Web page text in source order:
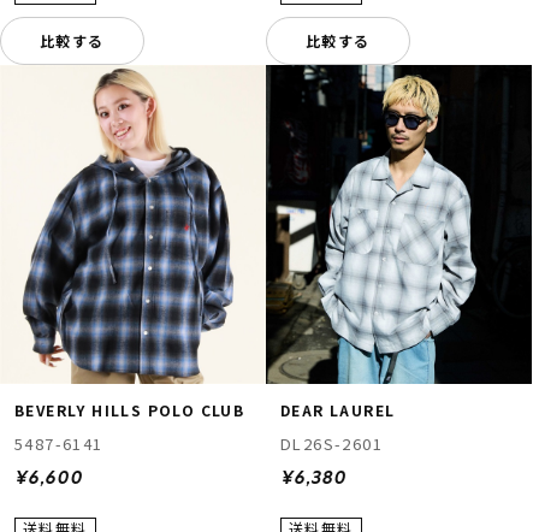
比較する 比較する
BEVERLY HILLS POLO CLUB
5487-6141
¥6,600
DEAR LAUREL
DL26S-2601
¥6,380